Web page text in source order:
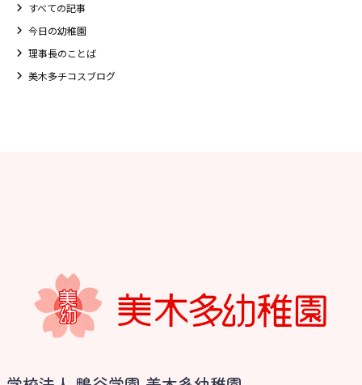
すべての記事
今日の幼稚園
理事長のことば
美木多チコスブログ